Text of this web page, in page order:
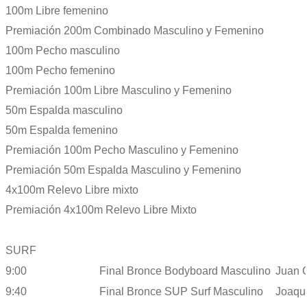
100m Libre femenino
Premiación 200m Combinado Masculino y Femenino
100m Pecho masculino
100m Pecho femenino
Premiación 100m Libre Masculino y Femenino
50m Espalda masculino
50m Espalda femenino
Premiación 100m Pecho Masculino y Femenino
Premiación 50m Espalda Masculino y Femenino
4x100m Relevo Libre mixto
Premiación 4x100m Relevo Libre Mixto
SURF
9:00
Final Bronce Bodyboard Masculino Juan
9:40
Final Bronce SUP Surf Masculino